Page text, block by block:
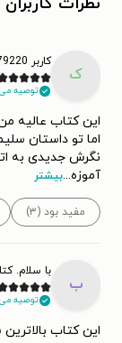
ک
کاربر 11979220
توصیه
این کتاب عالیه
اما تو داستان
نگرش جدیدی به
آموزه...بیشتر
مفید بود (۳)
ب
با سلام.
توصیه
این کتاب